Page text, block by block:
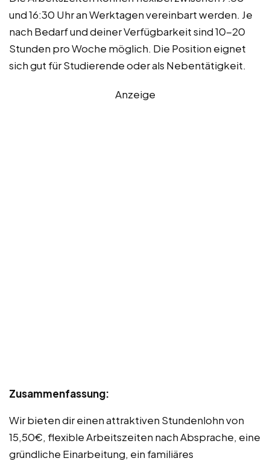
und 16:30 Uhr an Werktagen vereinbart werden. Je
nach Bedarf und deiner Verfügbarkeit sind 10-20
Stunden pro Woche möglich. Die Position eignet
sich gut für Studierende oder als Nebentätigkeit.
Anzeige
Zusammenfassung:
Wir bieten dir einen attraktiven Stundenlohn von
15,50€, flexible Arbeitszeiten nach Absprache, eine
gründliche Einarbeitung, ein familiäres